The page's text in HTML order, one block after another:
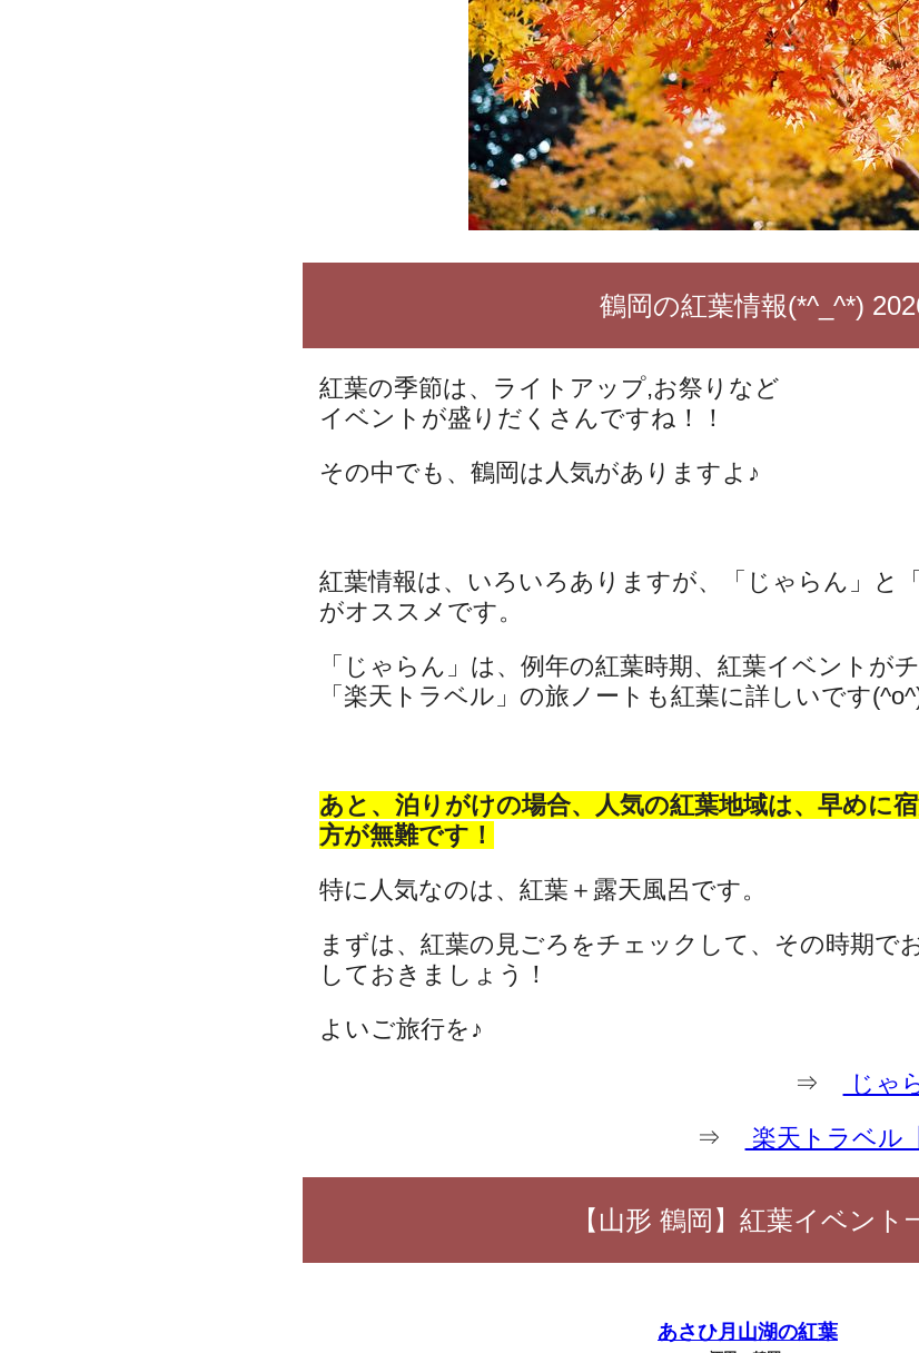
鶴岡の紅葉情報(*^_^*)
紅葉の季節は、ライトアップ,お祭りなど
イベントが盛りだくさんですね！！
その中でも、鶴岡は人気がありますよ♪
紅葉情報は、いろいろありますが、「じゃらん」と
がオススメです。
「じゃらん」は、例年の紅葉時期、紅葉イベントが
「楽天トラベル」の旅ノートも紅葉に詳しいです(^o^)
あと、泊りがけの場合、人気の紅葉地域は、早めに
方が無難です！
特に人気なのは、紅葉＋露天風呂です。
まずは、紅葉の見ごろをチェックして、その時期で
しておきましょう！
よいご旅行を♪
⇒
じゃ
⇒
楽天トラベル
【山形 鶴岡】紅葉イベント
あさひ月山湖の紅葉